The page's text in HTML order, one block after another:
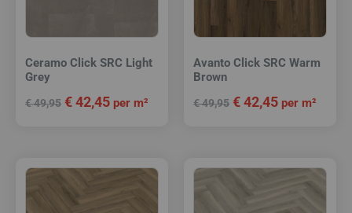
Ceramo Click SRC Light
Grey
€49,95 €42,45 per m²
Avanto Click SRC Warm
Brown
€49,95 €42,45 per m²